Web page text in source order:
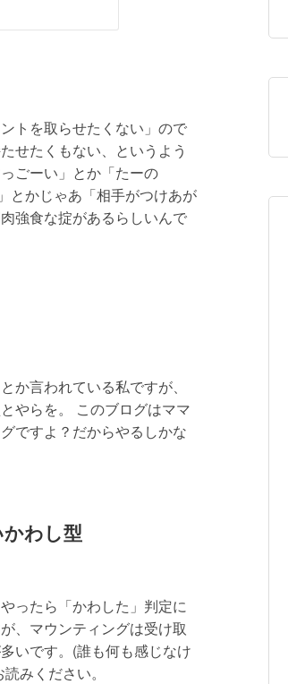
トを取らせたくない」ので
せたくもない、というよう
ごーい」とか「たーの
とかじゃあ「相手がつけあが
強食な掟があるらしいんで
か言われている私ですが、
やらを。 このブログはママ
ですよ？だからやるしかな
わし型
ったら「かわした」判定に
、マウンティングは受け取
いです。(誰も何も感じなけ
みください。